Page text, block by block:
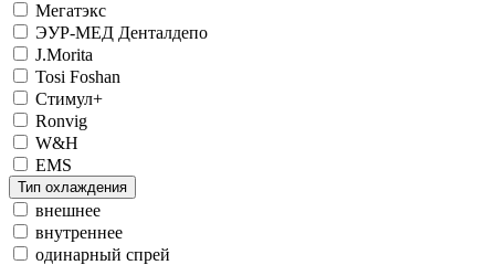
Мегатэкс
ЭУР-МЕД Денталдепо
J.Morita
Tosi Foshan
Стимул+
Ronvig
W&H
EMS
Тип охлаждения
внешнее
внутреннее
одинарный спрей